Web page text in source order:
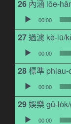
內涵 lōe-
音訊播放器
00:00
過濾 kè-lū/
音訊播放器
00:00
標準 phiau-
音訊播放器
00:00
娛樂 gû-
音訊播放器
00:00